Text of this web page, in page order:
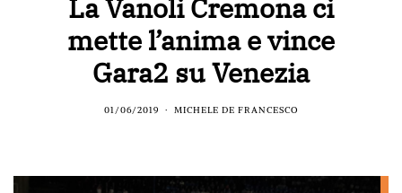
La Vanoli Cremona ci
mette l’anima e vince
Gara2 su Venezia
01/06/2019 MICHELE DE FRANCESCO